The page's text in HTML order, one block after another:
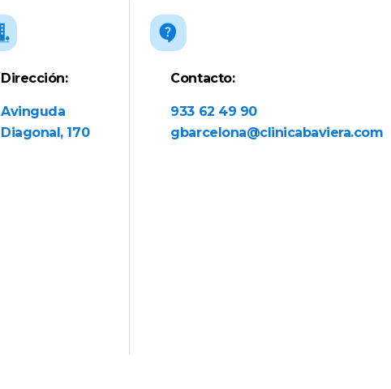
Dirección:
Avinguda
Diagonal, 170
Contacto:
933 62 49 90
gbarcelona@clinicabaviera.com